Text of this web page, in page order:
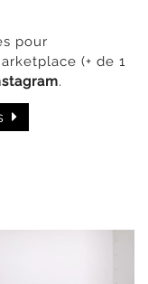
pour
(+ de 1
.